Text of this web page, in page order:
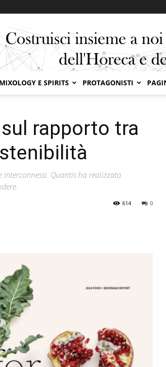
MIXOLOGY E SPIRITS PROTAGONISTI
sul rapporto tra
interconnessi. Quantis ha realizzato
0
614